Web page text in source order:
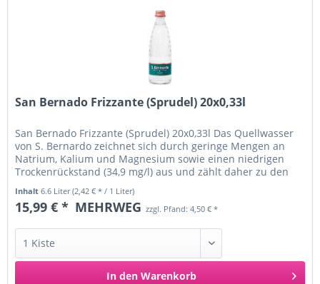
San Bernado Frizzante (Sprudel) 20x0,33l
San Bernado Frizzante (Sprudel) 20x0,33l Das Quellwasser
von S. Bernardo zeichnet sich durch geringe Mengen an
Natrium, Kalium und Magnesium sowie einen niedrigen
Trockenrückstand (34,9 mg/l) aus und zählt daher zu den
Inhalt6.6 Liter(2,42 € * / 1 Liter)
15,99 € * MEHRWEG zzgl. Pfand: 4,50 € *
In den Warenkorb